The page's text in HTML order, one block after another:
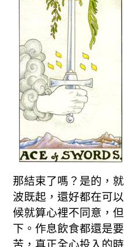
那結束了嗎？是的，
波既起，還好都在可
候就算心裡不同意，
下。作息飲食都還是
苦，真正全心投入的